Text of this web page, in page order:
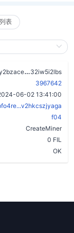
表
32iw5i2lbs
3967642
06-02 13:41:00
f04
CreateMiner
0 FIL
OK